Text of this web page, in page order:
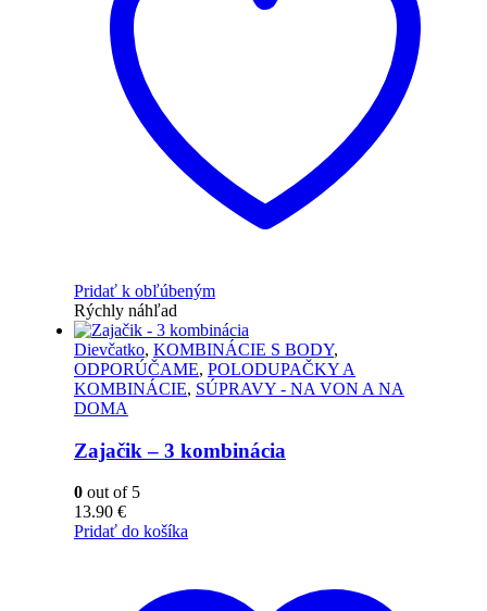
Pridať k obľúbeným
Rýchly náhľad
Dievčatko, KOMBINÁCIE S BODY,
ODPORÚČAME, POLODUPAČKY A
KOMBINÁCIE, SÚPRAVY - NA VON A NA
DOMA
Zajačik – 3 kombinácia
0 out of 5
13.90 €
Pridať do košíka